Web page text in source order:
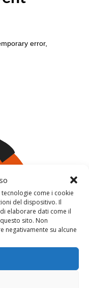
come i cookie
del dispositivo. Il
elaborare dati come il
sito. Non
negativamente su alcune